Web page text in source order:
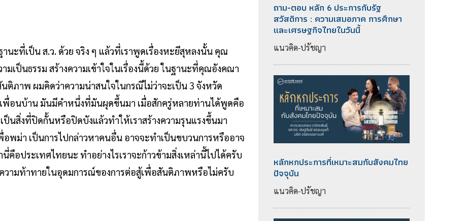
ที่เป็น ส.ว. ด้วย จริง ๆ แล้วที่เราพูดเรื่องหะยีสุหลงนั้น คุณ
มเป็นธรรม สร้างความเข้าใจในเรื่องนี้ด้วย ในฐานะที่คุณอังคณา
นติภาพ ผมคิดว่าความน่าสนใจในกรณีไม่ว่าจะเป็น 3 จังหวัด
พื่อนบ้าน มันมีคำหนึ่งที่มันผุดขึ้นมา เมื่อสักครู่หลายท่านได้พูดคือ
ป็นสิ่งที่ปิดกั้นหรือปิดบังแล้วทำให้เราสร้างความรุนแรงขึ้นมา
พม่า เป็นการไปกล่าวหาคนอื่น อาจจะทำเป็นขบวนการหรืออาจ
อประเทศไทยนะ ทำอย่างไรเราจะก้าวข้ามสิ่งเหล่านี้ไปได้ครับ
ามท้าทายในอุดมการณ์ของการต่อสู้เพื่อสันติภาพหรือไม่ครับ
ถาม-ตอบ หลัก 6 ประการกับรัฐ
สวัสดิการ : ความเสมอภาค การศึกษา
และเศรษฐกิจไทยในวันนี้
แนวคิด-ปรัชญา
หลักหกประการที่เหมาะสมกับสังคมไทย
ปัจจุบัน
แนวคิด-ปรัชญา